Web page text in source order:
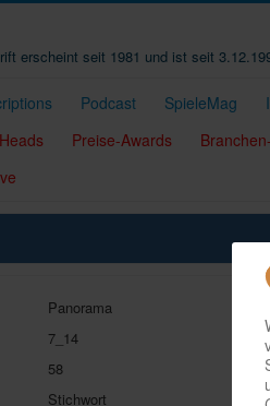
erscheint seit 1981 und ist seit
Podcast SpieleMag
Preise-Awards
Panorama
7_14
58
Stichwort